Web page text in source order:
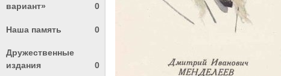
вариант»
0
Наша память 0
Дружественные
издания
0